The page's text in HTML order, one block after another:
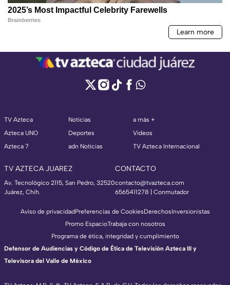
TV Azteca
Azteca UNO
Azteca 7
Noticias
Deportes
adn Noticias
a más +
Videos
TV Azteca Internacional
TV AZTECA JUAREZ
Av. Tecnológico 2115, San Pedro, 32520
Juárez, Chih.
CONTACTO
contacto@tvazteca.com
6565411278 | Conmutador
Aviso de privacidadPreferencias de CookiesDerechosInversionistas
Promo EspacioTrabaja con nosotros
Programa de ética, integridad y cumplimiento
Defensor de Audiencias y Código de Ética de Televisión Azteca III y
Televisora del Valle de México